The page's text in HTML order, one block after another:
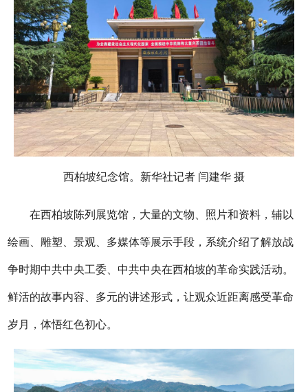
西柏坡纪念馆。新华社记者 闫建华 摄
在西柏坡陈列展览馆，大量的文物、照片和资料，辅以
绘画、雕塑、景观、多媒体等展示手段，系统介绍了解放战
争时期中共中央工委、中共中央在西柏坡的革命实践活动。
鲜活的故事内容、多元的讲述形式，让观众近距离感受革命
岁月，体悟红色初心。